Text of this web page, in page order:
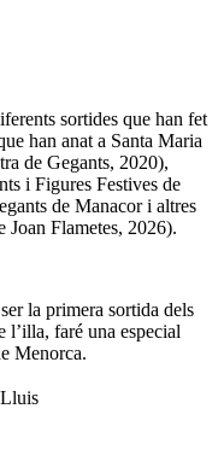
sortides que han fet
han anat a Santa Maria
de Gegants, 2020),
i Figures Festives de
de Manacor i altres
Flametes, 2026).
la primera sortida dels
l’illa, faré una especial
Menorca.